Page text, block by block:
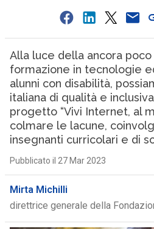
Alla luce della ancora poco
formazione in tecnologie
alunni con disabilità,
italiana di qualità e
progetto “Vivi Internet, al
colmare le lacune,
insegnanti curricolari e di
Pubblicato il 27 Mar 2023
Mirta Michilli
direttrice generale della